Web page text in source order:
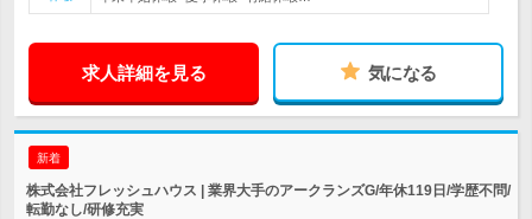
求人詳細を見る 気になる
新着
株式会社フレッシュハウス | 業界大手のアークランズG/年休119日/学歴不問/
転勤なし/研修充実